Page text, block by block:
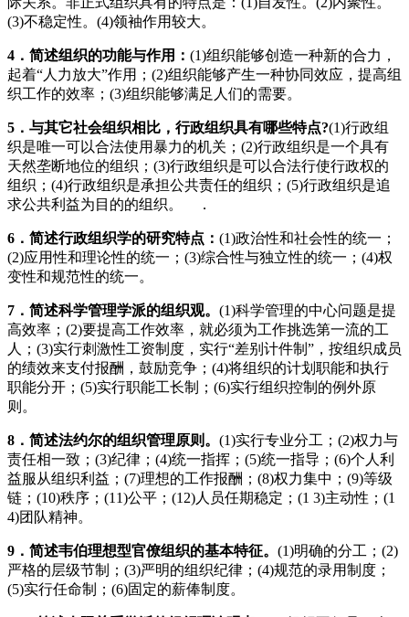
(3)不稳定性。(4)领袖作用较大。
4 ．简述组织的功能与作用： (1)组织能够创造一种新的合力，
起着“人力放大”作用；(2)组织能够产生一种协同效应，提高组
织工作的效率；(3)组织能够满足人们的需要。
5 ．与其它社会组织相比，行政组织具有哪些特点?(1)行政组
织是唯一可以合法使用暴力的机关；(2)行政组织是一个具有
天然垄断地位的组织；(3)行政组织是可以合法行使行政权的
组织；(4)行政组织是承担公共责任的组织；(5)行政组织是追
求公共利益为目的的组织。 ．
6 ．简述行政组织学的研究特点： (1)政治性和社会性的统一；
(2)应用性和理论性的统一；(3)综合性与独立性的统一；(4)权
变性和规范性的统一。
7 ．简述科学管理学派的组织观。 (1)科学管理的中心问题是提
高效率；(2)要提高工作效率，就必须为工作挑选第一流的工
人；(3)实行刺激性工资制度，实行“差别计件制”，按组织成员
的绩效来支付报酬，鼓励竞争；(4)将组织的计划职能和执行
职能分开；(5)实行职能工长制；(6)实行组织控制的例外原
则。
8 ．简述法约尔的组织管理原则。 (1)实行专业分工；(2)权力与
责任相一致；(3)纪律；(4)统一指挥；(5)统一指导；(6)个人利
益服从组织利益；(7)理想的工作报酬；(8)权力集中；(9)等级
链；(10)秩序；(11)公平；(12)人员任期稳定；(1 3)主动性；(1
4)团队精神。
9 ．简述韦伯理想型官僚组织的基本特征。 (1)明确的分工；(2)
严格的层级节制；(3)严明的组织纪律；(4)规范的录用制度；
(5)实行任命制；(6)固定的薪俸制度。